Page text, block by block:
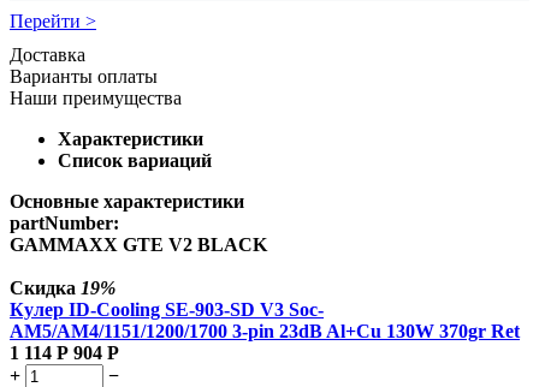
Перейти >
Доставка
Варианты оплаты
Наши преимущества
Характеристики
Список вариаций
Основные характеристики
partNumber:
GAMMAXX GTE V2 BLACK
Скидка 19%
Кулер ID-Cooling SE-903-SD V3 Soc-
AM5/AM4/1151/1200/1700 3-pin 23dB Al+Cu 130W 370gr Ret
1 114 Р 904 Р
+
−